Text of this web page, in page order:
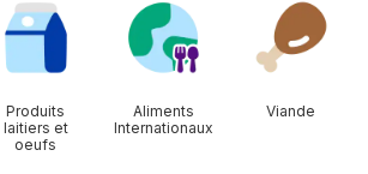
Produits
laitiers et
oeufs
Aliments
Internationaux
Viande